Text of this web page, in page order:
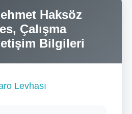
Haksöz
Çalışma
Bilgileri
Levhası